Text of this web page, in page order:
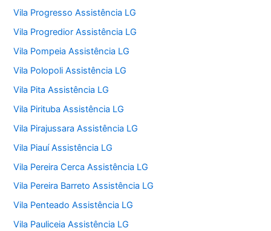
Vila Progresso Assistência LG
Vila Progredior Assistência LG
Vila Pompeia Assistência LG
Vila Polopoli Assistência LG
Vila Pita Assistência LG
Vila Pirituba Assistência LG
Vila Pirajussara Assistência LG
Vila Piauí Assistência LG
Vila Pereira Cerca Assistência LG
Vila Pereira Barreto Assistência LG
Vila Penteado Assistência LG
Vila Pauliceia Assistência LG